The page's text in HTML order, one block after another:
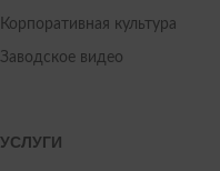
Корпоративная культура
Заводское видео
УСЛУГИ